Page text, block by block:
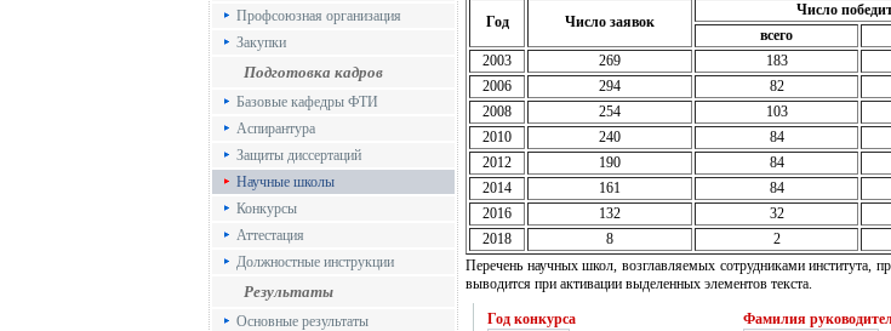
Профсоюзная организация
Закупки
Подготовка кадров
Базовые кафедры ФТИ
Аспирантура
Защиты диссертаций
Научные школы
Конкурсы
Аттестация
Должностные инструкции
Результаты
Основные результаты
Год Число заявок
Число
всего
2003
269 183
2006
294 82
2008
254 103
2010
240 84
2012
190 84
2014
161 84
2016
132 32
2018
8 2
Перечень научных школ, возглавляемых сотрудниками института,
выводится при активации выделенных элементов текста.
Год конкурса Фамилия